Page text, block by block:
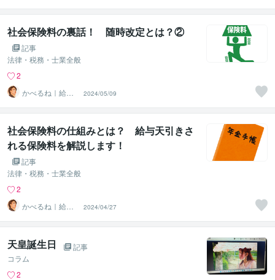
可・安心）
社会保険料の裏話！ 随時改定とは？②
記事
法律・税務・士業全般
2
かべるね｜給与
計算代行（相談
可・安心）
2024/05/09
社会保険料の仕組みとは？ 給与天引きさ
れる保険料を解説します！
記事
法律・税務・士業全般
2
かべるね｜給与
計算代行（相談
可・安心）
2024/04/27
天皇誕生日
記事
コラム
2